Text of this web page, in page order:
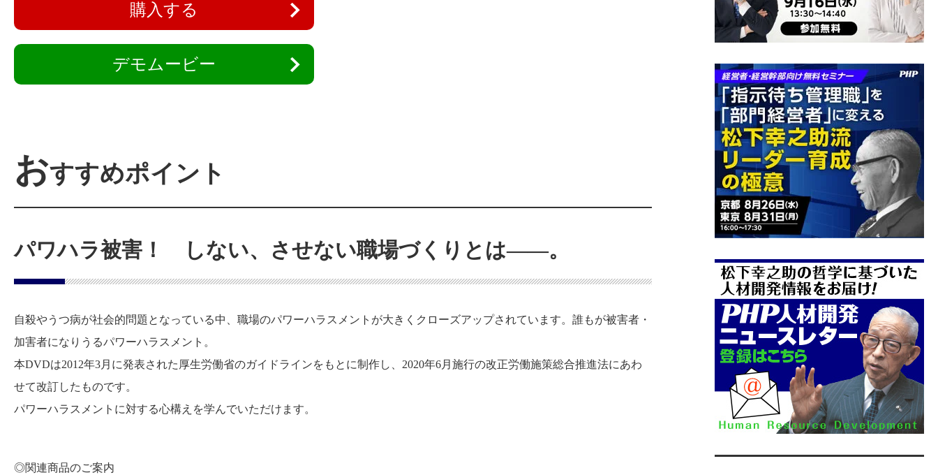
購入する
デモムービー
おすすめポイント
パワハラ被害！ しない、させない職場づくりとは――。
自殺やうつ病が社会的問題となっている中、職場のパワーハラスメントが大きくクローズアップされています。誰もが被害者・
加害者になりうるパワーハラスメント。
本DVDは2012年3月に発表された厚生労働省のガイドラインをもとに制作し、2020年6月施行の改正労働施策総合推進法にあわ
せて改訂したものです。
パワーハラスメントに対する心構えを学んでいただけます。
◎関連商品のご案内